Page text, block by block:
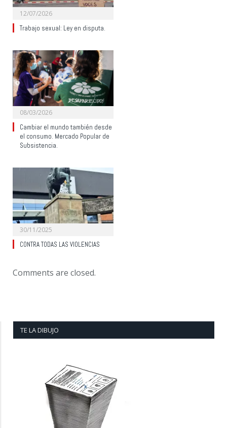
12/07/2026
Trabajo sexual: Ley en disputa.
08/03/2026
Cambiar el mundo también desde
el consumo. Mercado Popular de
Subsistencia.
30/11/2025
CONTRA TODAS LAS VIOLENCIAS
Comments are closed.
TE LA DIBUJO